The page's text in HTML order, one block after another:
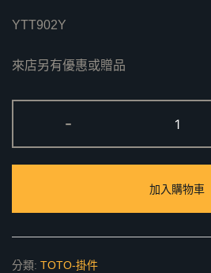
YTT902Y
來店另有優惠或贈品
-
毛
巾
數
量
加入購物車
分類: TOTO-掛件